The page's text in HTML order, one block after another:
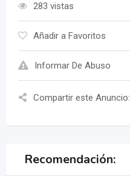
283 vistas
Añadir a Favoritos
Informar De Abuso
Compartir este Anuncio:
Recomendación: